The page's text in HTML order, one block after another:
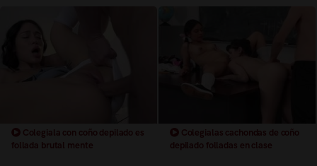
Colegiala con coño depilado es
follada brutal mente
Colegialas cachondas de coño
depilado folladas en clase